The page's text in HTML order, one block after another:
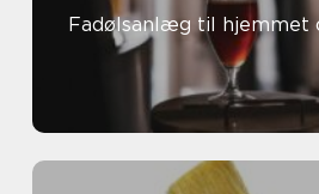
Fadølsanlæg til hjemmet